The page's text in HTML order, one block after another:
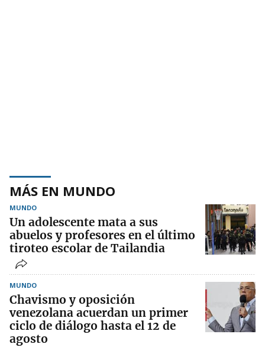
MÁS EN MUNDO
MUNDO
Un adolescente mata a sus
abuelos y profesores en el último
tiroteo escolar de Tailandia
MUNDO
Chavismo y oposición
venezolana acuerdan un primer
ciclo de diálogo hasta el 12 de
agosto